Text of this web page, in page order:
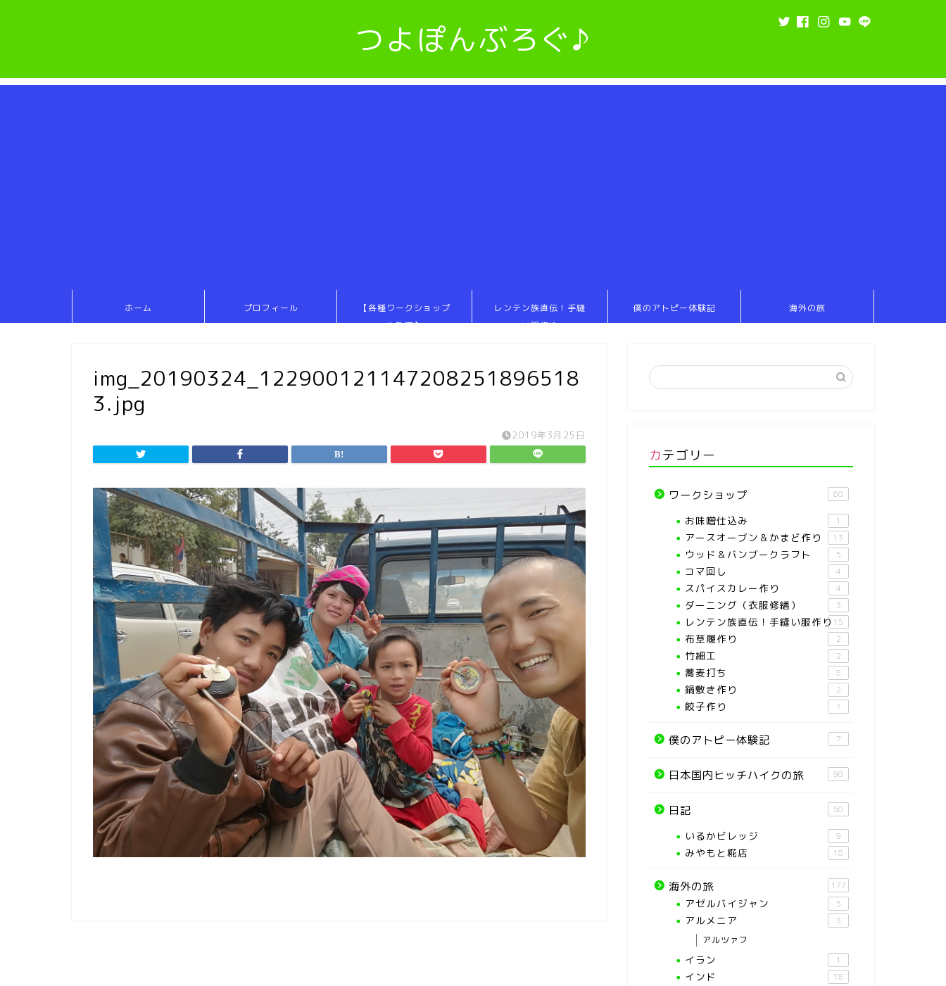
つよぽんぶろぐ♪
ホーム プロフィール
【各種ワークショップ
や教室】
レンテン族直伝！手縫
い服作り
僕のアトピー体験記 海外の旅
img_20190324_122900121147208251896518
3.jpg
2019年3月25日
カテゴリー
ワークショップ 60
お味噌仕込み 1
アースオーブン＆かまど作り 13
ウッド＆バンブークラフト 5
コマ回し 4
スパイスカレー作り 4
ダーニング（衣服修繕） 3
レンテン族直伝！手縫い服作り 15
布草履作り 2
竹細工 2
蕎麦打ち 8
鍋敷き作り 2
餃子作り 7
僕のアトピー体験記 7
日本国内ヒッチハイクの旅 98
日記 50
いるかビレッジ 9
みやもと糀店 18
海外の旅 177
アゼルバイジャン 5
アルメニア 3
アルツァフ
イラン 1
インド 18